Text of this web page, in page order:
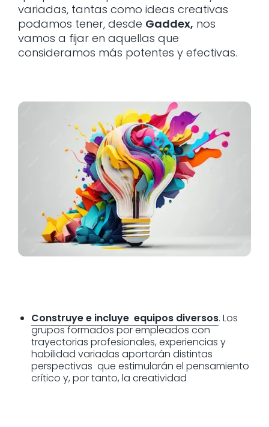
variadas, tantas como ideas creativas
podamos tener, desde Gaddex, nos
vamos a fijar en aquellas que
consideramos más potentes y efectivas.
Construye e incluye equipos diversos. Los
grupos formados por empleados con
trayectorias profesionales, experiencias y
habilidad variadas aportarán distintas
perspectivas que estimularán el pensamiento
crítico y, por tanto, la creatividad